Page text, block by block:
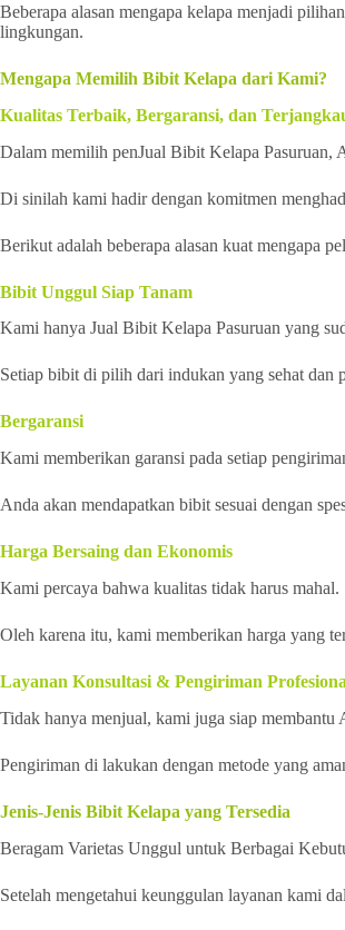
Beberapa alasan mengapa kelapa menjadi
lingkungan.
Mengapa Memilih Bibit Kelapa dari Kami?
Kualitas Terbaik, Bergaransi, dan
Dalam memilih penJual Bibit Kelapa Pasuruan,
Di sinilah kami hadir dengan komitmen
Berikut adalah beberapa alasan kuat mengapa
Bibit Unggul Siap Tanam
Kami hanya Jual Bibit Kelapa Pasuruan yang
Setiap bibit di pilih dari indukan yang sehat dan
Bergaransi
Kami memberikan garansi pada setiap
Anda akan mendapatkan bibit sesuai dengan
Harga Bersaing dan Ekonomis
Kami percaya bahwa kualitas tidak harus mahal.
Oleh karena itu, kami memberikan harga yang
Layanan Konsultasi & Pengiriman
Tidak hanya menjual, kami juga siap membantu
Pengiriman di lakukan dengan metode yang
Jenis-Jenis Bibit Kelapa yang Tersedia
Beragam Varietas Unggul untuk Berbagai
Setelah mengetahui keunggulan layanan kami